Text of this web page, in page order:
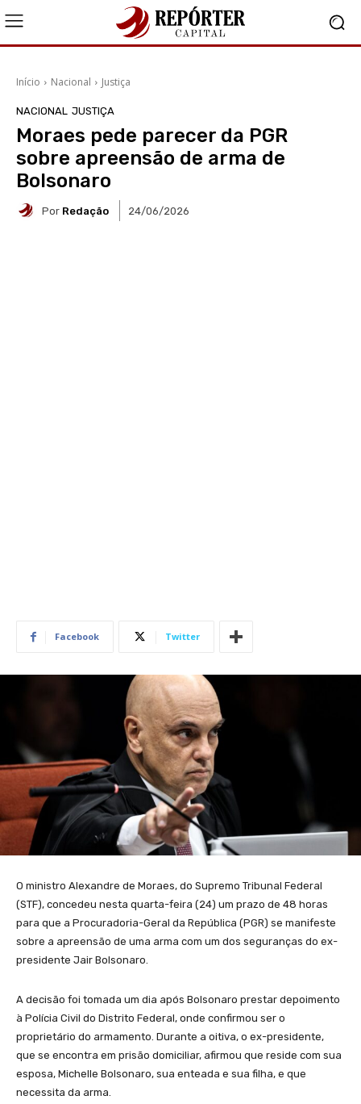
Início Nacional Justiça
NACIONAL JUSTIÇA
Moraes pede parecer da PGR
sobre apreensão de arma de
Bolsonaro
Por Redação 24/06/2026
Facebook Twitter
O ministro Alexandre de Moraes, do Supremo Tribunal Federal
(STF), concedeu nesta quarta-feira (24) um prazo de 48 horas
para que a Procuradoria-Geral da República (PGR) se manifeste
sobre a apreensão de uma arma com um dos seguranças do ex-
presidente Jair Bolsonaro.
A decisão foi tomada um dia após Bolsonaro prestar depoimento
à Polícia Civil do Distrito Federal, onde confirmou ser o
proprietário do armamento. Durante a oitiva, o ex-presidente,
que se encontra em prisão domiciliar, afirmou que reside com sua
esposa, Michelle Bolsonaro, sua enteada e sua filha, e que
necessita da arma.